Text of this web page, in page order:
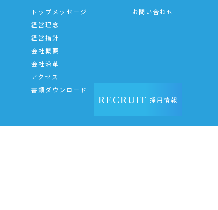
トップメッセージ
経営理念
経営指針
会社概要
会社沿革
アクセス
書類ダウンロード
お問い合わせ
RECRUIT 採用情報